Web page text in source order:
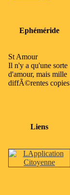
Ephéméride
St Amour
Il n'y a qu'une sorte
d'amour, mais mille
diffÃ©rentes copies
Liens